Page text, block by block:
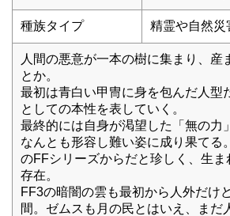
種族タイプ 精霊や自然災
人間の悪意が一本の樹に集まり、産
とか。
最初は青白い甲冑に身を包んだ人型
としての本性を表していく。
最終的には自身が渇望した「無の力
なんとも形容し難い姿に成り果てる
のFFシリーズからだと珍しく、生
存在。
FF3の暗闇の雲も最初から人外だけ
間。ゼムスも月の民とはいえ、まだ